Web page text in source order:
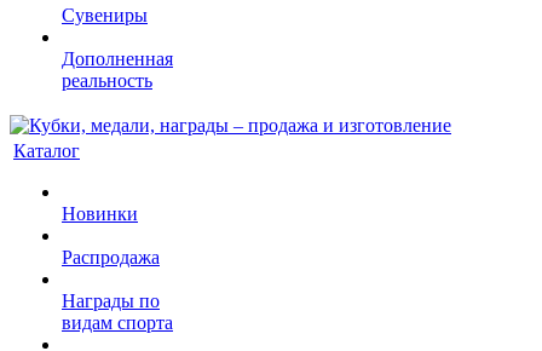
Сувениры
Дополненная
реальность
Каталог
Новинки
Распродажа
Награды по
видам спорта